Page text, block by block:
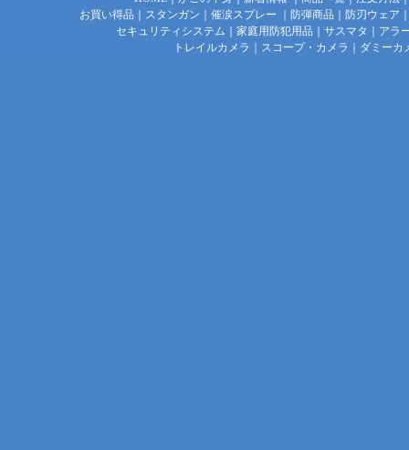
お買い得品
スタンガン 催涙スプレー 防弾商品 防刃ウェア
セキュリティシステム
家庭用防犯用品 サスマタ
アラ
トレイルカメラ
スコープ・カメラ ダミーカ